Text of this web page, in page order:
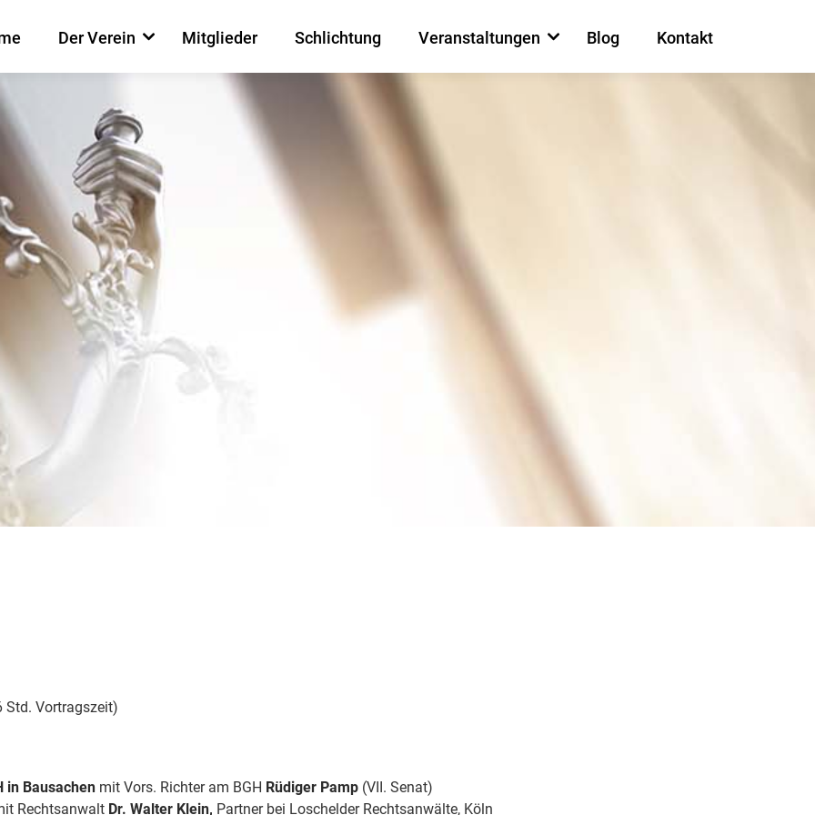
Der Verein Mitglieder Schlichtung Veranstaltungen Blog Kontakt
Std. Vortragszeit)
in Bausachen mit Vors. Richter am BGH Rüdiger Pamp (VII. Senat)
Rechtsanwalt Dr. Walter Klein, Partner bei Loschelder Rechtsanwälte, Köln